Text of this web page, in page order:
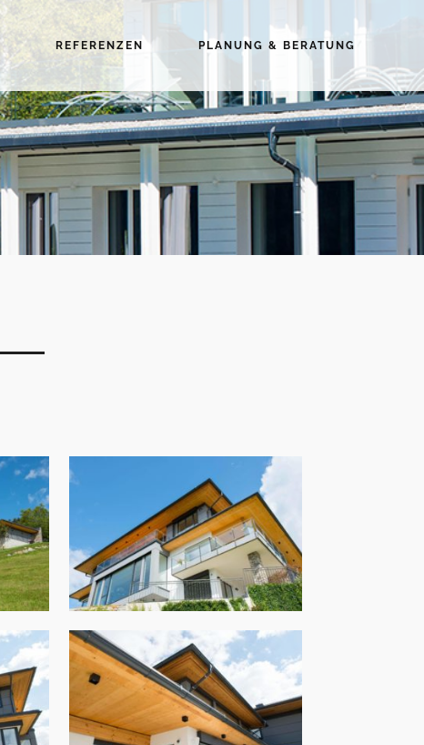
REFERENZEN PLANUNG & BERATUNG